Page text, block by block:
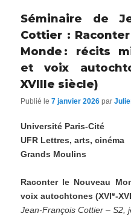
Séminaire de
Cottier :
Monde : récits
et voix
XVIIIe siècle)
Publié le7 janvier 2026 par
Université Paris-Cité
UFR Lettres, arts, cinéma
Grands Moulins
Raconter le Nouveau
voix autochtones (XVIe-
Jean-François Cottier – S2,